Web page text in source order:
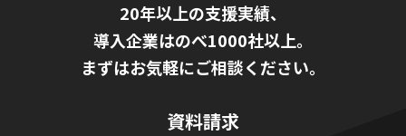
20年以上の支援実績、
導入企業はのべ1000社以上。
まずはお気軽にご相談ください。
資料請求